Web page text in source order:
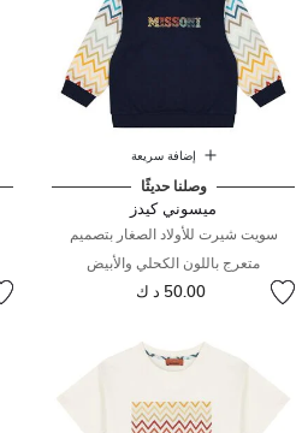
إضافة سريعة
وصلنا حديثًا
ميسوني كيدز
سويت شيرت للأولاد الصغار بتصميم
متعرج باللون الكحلي والأبيض
50.00 د ك